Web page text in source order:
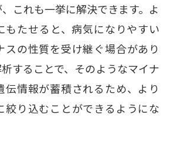
これも一挙に解決できます。よ
もたせると、病気になりやすい
スの性質を受け継ぐ場合があり
することで、そのようなマイナ
伝情報が蓄積されるため、より
絞り込むことができるようにな